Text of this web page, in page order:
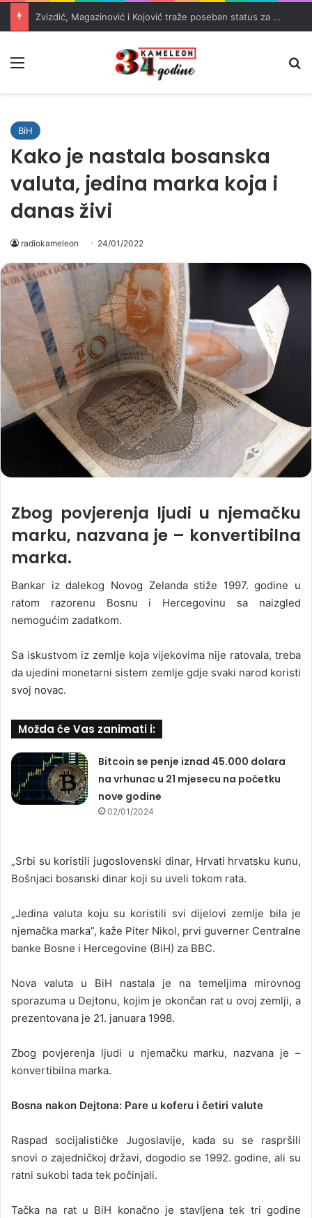
Zvizdić, Magazinović i Kojović traže poseban status za Memorijalni centar Srebrenica
BiH
Kako je nastala bosanska
valuta, jedina marka koja i
danas živi
radiokameleon 24/01/2022
Zbog povjerenja ljudi u njemačku
marku, nazvana je – konvertibilna
marka.
Bankar iz dalekog Novog Zelanda stiže 1997. godine u
ratom razorenu Bosnu i Hercegovinu sa naizgled
nemogućim zadatkom.
Sa iskustvom iz zemlje koja vijekovima nije ratovala, treba
da ujedini monetarni sistem zemlje gdje svaki narod koristi
svoj novac.
Možda će Vas zanimati i:
Bitcoin se penje iznad 45.000 dolara
na vrhunac u 21 mjesecu na početku
nove godine
02/01/2024
„Srbi su koristili jugoslovenski dinar, Hrvati hrvatsku kunu,
Bošnjaci bosanski dinar koji su uveli tokom rata.
„Jedina valuta koju su koristili svi dijelovi zemlje bila je
njemačka marka”, kaže Piter Nikol, prvi guverner Centralne
banke Bosne i Hercegovine (BiH) za BBC.
Nova valuta u BiH nastala je na temeljima mirovnog
sporazuma u Dejtonu, kojim je okončan rat u ovoj zemlji, a
prezentovana je 21. januara 1998.
Zbog povjerenja ljudi u njemačku marku, nazvana je –
konvertibilna marka.
Bosna nakon Dejtona: Pare u koferu i četiri valute
Raspad socijalističke Jugoslavije, kada su se raspršili
snovi o zajedničkoj državi, dogodio se 1992. godine, ali su
ratni sukobi tada tek počinjali.
Tačka na rat u BiH konačno je stavljena tek tri godine